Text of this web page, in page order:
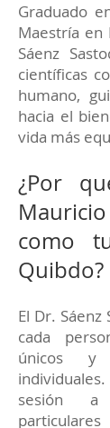
Graduado
Maestría en
Sáenz
científicas
humano,
hacia el
vida más
¿Por
Mauricio
como
Quibdo?
El Dr.
cada
únicos y
sesión a